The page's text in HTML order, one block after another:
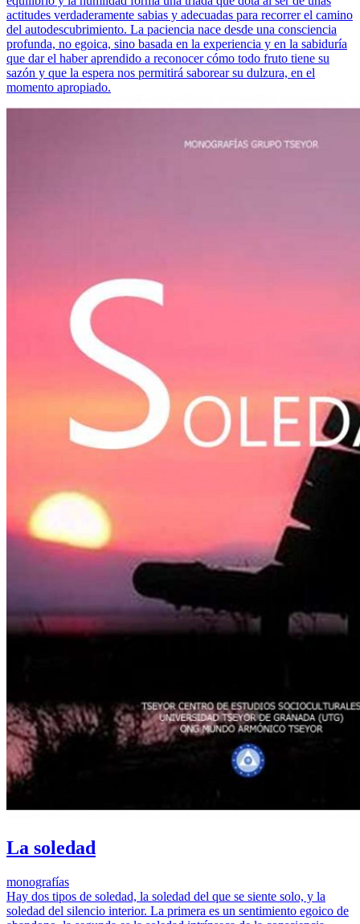
actitudes verdaderamente sabias y adecuadas para recorrer el camino
del autodescubrimiento. La paciencia nace desde una consciencia
profunda, no egoica, sino basada en la experiencia y en la sabiduría
que dar el haber aprendido a reconocer cómo todo fruto tiene su
sazón y que la espera nos permitirá saborear su dulzura, en el
momento apropiado.
La soledad
monografías
Hay dos tipos de soledad, la soledad del que se siente solo, y la
soledad del silencio interior. La primera es un sentimiento egoico de